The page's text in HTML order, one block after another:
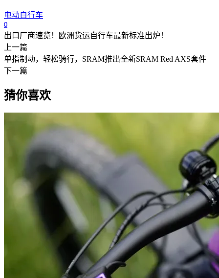
电动自行车
0
出口厂商速览！欧洲货运自行车最新标准出炉！
上一篇
单指制动，轻松骑行，SRAM推出全新SRAM Red AXS套件
下一篇
猜你喜欢